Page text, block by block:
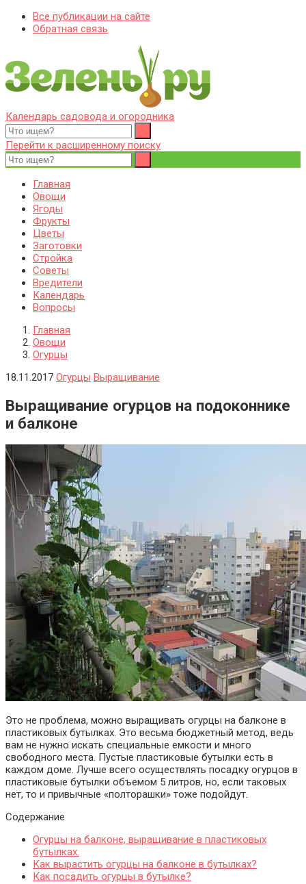
Все публикации на сайте
Обратная связь
Zelenj.ru – все про садоводство, земледелие, фермерство и
птицеводство
Особенности садоводства, земледелия, фермерства и
птицеводства. Выращивания культур, сбор и хранение урожая.
Уход за дачным участком, деревьями и кустами. Полезные
советы дачникам и садоводам
Календарь садовода и огородника
Перейти к расширенному поиску
Главная
Овощи
Ягоды
Фрукты
Цветы
Заготовки
Стройка
Советы
Вредители
Календарь
Вопросы
Главная
Овощи
Огурцы
18.11.2017 Огурцы Выращивание
Выращивание огурцов на подоконнике
и балконе
Это не проблема, можно выращивать огурцы на балконе в
пластиковых бутылках. Это весьма бюджетный метод, ведь
вам не нужно искать специальные емкости и много
свободного места. Пустые пластиковые бутылки есть в
каждом доме. Лучше всего осуществлять посадку огурцов в
пластиковые бутылки объемом 5 литров, но, если таковых
нет, то и привычные «полторашки» тоже подойдут.
Содержание
Огурцы на балконе, выращивание в пластиковых
бутылках.
Как вырастить огурцы на балконе в бутылках?
Как посадить огурцы в бутылке?